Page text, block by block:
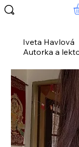
Iveta Havlová
Autorka a